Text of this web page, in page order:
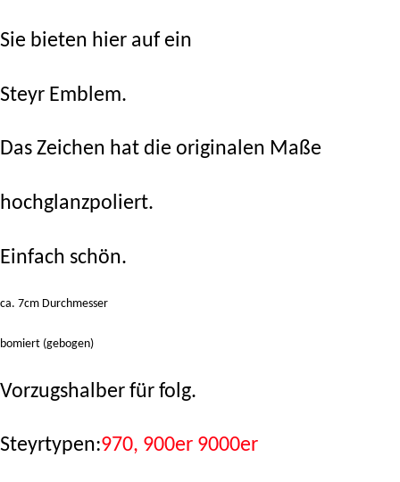
Sie bieten hier auf ein
Steyr Emblem.
Das Zeichen hat die originalen Maße
hochglanzpoliert.
Einfach schön.
ca. 7cm Durchmesser
bomiert (gebogen)
Vorzugshalber für folg.
Steyrtypen:970, 900er 9000er